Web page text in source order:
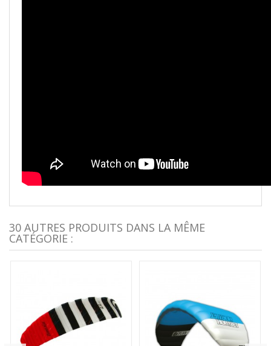
30 AUTRES PRODUITS DANS LA MÊME
CATÉGORIE :